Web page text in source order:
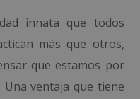
innata que todos
más que otros,
que estamos por
Una ventaja que tiene